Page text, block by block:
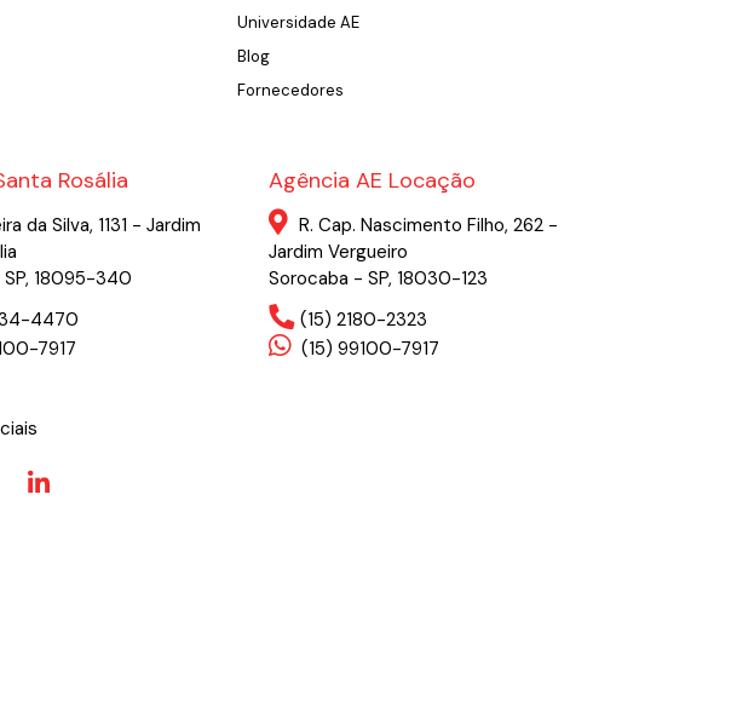
Universidade AE
Blog
Fornecedores
Rosália
da Silva, 1131 - Jardim
18095-340
4470
7917
Agência AE Locação
R. Cap. Nascimento Filho, 262 -
Jardim Vergueiro
Sorocaba - SP, 18030-123
(15) 2180-2323
(15) 99100-7917